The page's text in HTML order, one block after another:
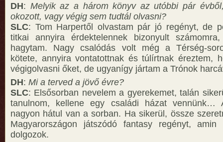
DH: Melyik az a három könyv az utóbbi pár
okozott, vagy végig sem tudtál olvasni?
SLC: Tom Harpertől olvastam pár jó regényt, de
titkai annyira érdektelennek bizonyult
hagytam. Nagy csalódás volt még a Térség-
kötete, annyira vontatottnak és túlírtnak éreztem,
végigolvasni őket, de ugyanígy jártam a Trónok
DH: Mi a terved a jövő évre?
SLC: Elsősorban nevelem a gyerekemet, talán
tanulnom, kellene egy családi házat vennünk…
nagyon hátul van a sorban. Ha sikerül, össze
Magyarországon játszódó fantasy regényt,
dolgozok.